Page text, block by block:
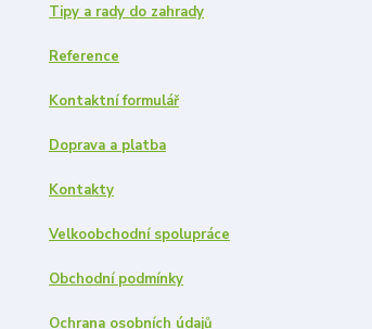
Tipy a rady do zahrady
Reference
Kontaktní formulář
Doprava a platba
Kontakty
Velkoobchodní spolupráce
Obchodní podmínky
Ochrana osobních údajů